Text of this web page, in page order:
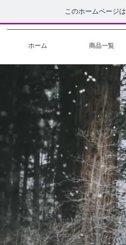
このホームページは
ホーム 商品一覧